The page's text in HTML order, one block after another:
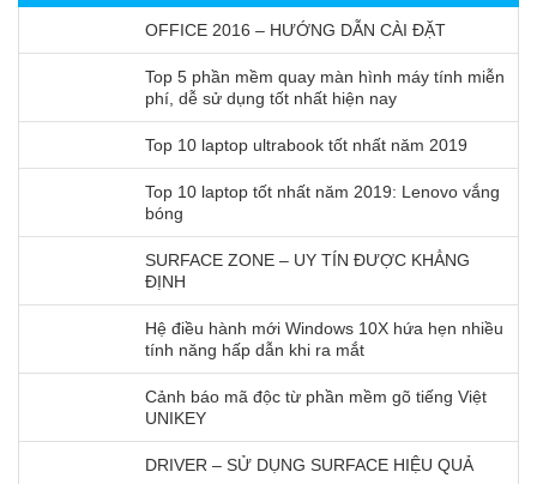
OFFICE 2016 – HƯỚNG DẪN CÀI ĐẶT
Top 5 phần mềm quay màn hình máy tính miễn
phí, dễ sử dụng tốt nhất hiện nay
Top 10 laptop ultrabook tốt nhất năm 2019
Top 10 laptop tốt nhất năm 2019: Lenovo vắng
bóng
SURFACE ZONE – UY TÍN ĐƯỢC KHẲNG
ĐỊNH
Hệ điều hành mới Windows 10X hứa hẹn nhiều
tính năng hấp dẫn khi ra mắt
Cảnh báo mã độc từ phần mềm gõ tiếng Việt
UNIKEY
DRIVER – SỬ DỤNG SURFACE HIỆU QUẢ